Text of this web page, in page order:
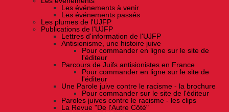
Les événements à venir
Les événements passés
Les plumes de l'UJFP
Publications de l'UJFP
Lettres d'information de l'UJFP
Antisionisme, une histoire juive
Pour commander en ligne sur le site de
l'éditeur
Parcours de Juifs antisionistes en France
Pour commander en ligne sur le site de
l'éditeur
Une Parole juive contre le racisme - la brochure
Pour commander sur le site de l'éditeur
Paroles juives contre le racisme - les clips
La Revue "De l'Autre Côté"